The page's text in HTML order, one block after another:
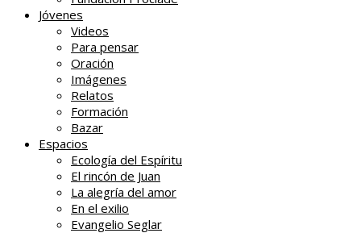
Jóvenes
Videos
Para pensar
Oración
Imágenes
Relatos
Formación
Bazar
Espacios
Ecología del Espíritu
El rincón de Juan
La alegría del amor
En el exilio
Evangelio Seglar